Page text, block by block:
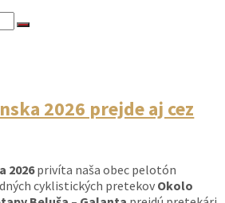
2026 prejde aj cez
2026privíta naša obec pelotón
cyklistických pretekov Okolo